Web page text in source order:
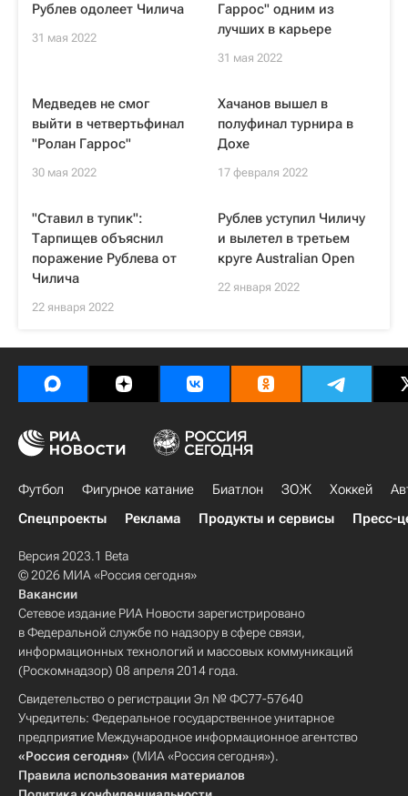
Рублев одолеет Чилича
31 мая 2022
Гаррос" одним из
лучших в карьере
31 мая 2022
Медведев не смог
выйти в четвертьфинал
"Ролан Гаррос"
30 мая 2022
Хачанов вышел в
полуфинал турнира в
Дохе
17 февраля 2022
"Ставил в тупик":
Тарпищев объяснил
поражение Рублева от
Чилича
22 января 2022
Рублев уступил Чиличу
и вылетел в третьем
круге Australian Open
22 января 2022
Футбол Фигурное катание Биатлон ЗОЖ Хоккей
Спецпроекты
Реклама Продукты и сервисы Пресс-
Версия 2023.1 Beta
© 2026 МИА «Россия сегодня»
Вакансии
Сетевое издание РИА Новости зарегистрировано
в Федеральной службе по надзору в сфере связи,
информационных технологий и массовых коммуникаций
(Роскомнадзор) 08 апреля 2014 года.
Свидетельство о регистрации Эл № ФС77-57640
Учредитель: Федеральное государственное унитарное
предприятие Международное информационное агентство
«Россия сегодня» (МИА «Россия сегодня»).
Правила использования материалов